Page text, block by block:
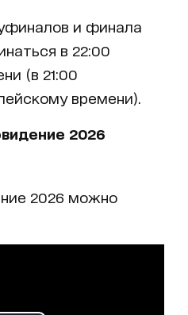
и финала
в 22:00
(в 21:00
времени).
2026
2026 можно